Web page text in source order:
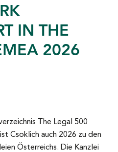
IN THE
2026
The Legal 500
Csoklich auch 2026 zu den
Österreichs. Die Kanzlei